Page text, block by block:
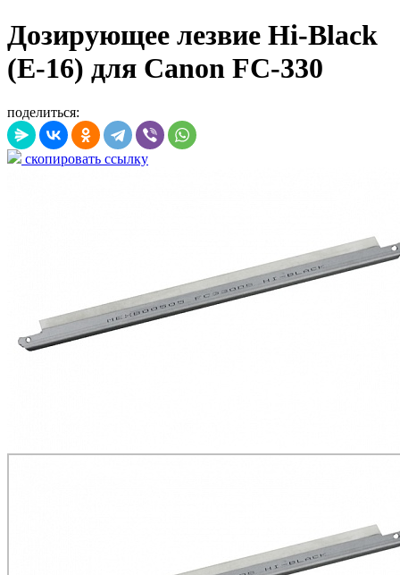
Дозирующее лезвие Hi-Black
(E-16) для Canon FC-330
поделиться:
скопировать ссылку